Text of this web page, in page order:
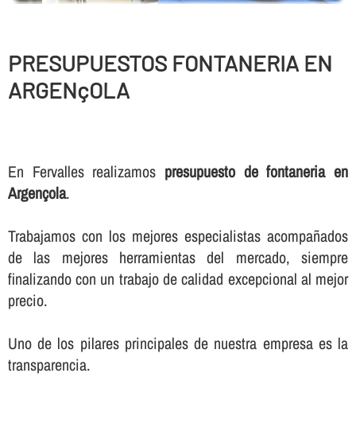
PRESUPUESTOS FONTANERIA EN
ARGENçOLA
En Fervalles realizamos presupuesto de fontaneria en
Argençola.
Trabajamos con los mejores especialistas acompañados
de las mejores herramientas del mercado, siempre
finalizando con un trabajo de calidad excepcional al mejor
precio.
Uno de los pilares principales de nuestra empresa es la
transparencia.